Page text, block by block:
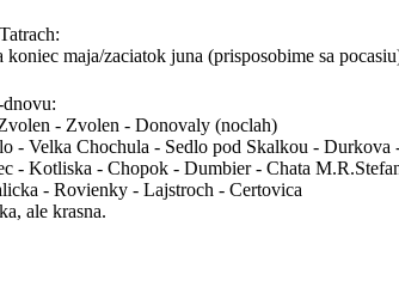
maja/zaciatok juna (prisposobime sa
- Zvolen - Donovaly (noclah)
- Velka Chochula - Sedlo pod Skalkou -
- Kotliska - Chopok - Dumbier - Chata
- Rovienky - Lajstroch - Certovica
ale krasna.